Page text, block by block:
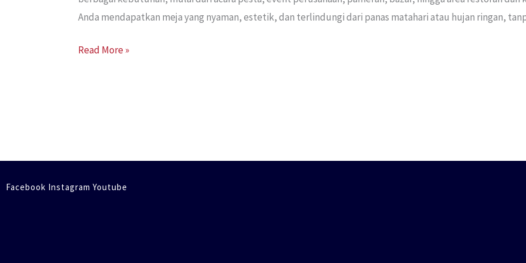
Anda mendapatkan meja yang nyaman, estetik, dan terlindungi dari panas matahari atau hujan ringan,
Read More »
Facebook Instagram Youtube